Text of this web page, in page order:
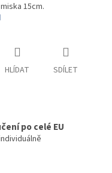
15cm.
HLÍDAT SDÍLET
po celé EU